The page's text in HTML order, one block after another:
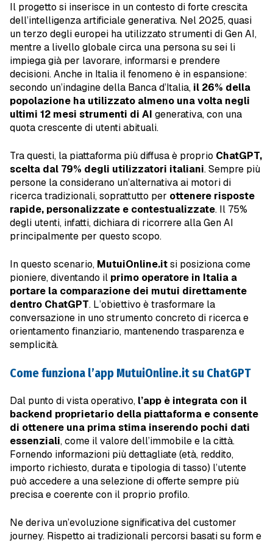
Il progetto si inserisce in un contesto di forte crescita
dell’intelligenza artificiale generativa. Nel 2025, quasi
un terzo degli europei ha utilizzato strumenti di Gen AI,
mentre a livello globale circa una persona su sei li
impiega già per lavorare, informarsi e prendere
decisioni. Anche in Italia il fenomeno è in espansione:
secondo un’indagine della Banca d’Italia, il 26% della
popolazione ha utilizzato almeno una volta negli
ultimi 12 mesi strumenti di AI generativa, con una
quota crescente di utenti abituali.
Tra questi, la piattaforma più diffusa è proprio ChatGPT,
scelta dal 79% degli utilizzatori italiani. Sempre più
persone la considerano un’alternativa ai motori di
ricerca tradizionali, soprattutto per ottenere risposte
rapide, personalizzate e contestualizzate. Il 75%
degli utenti, infatti, dichiara di ricorrere alla Gen AI
principalmente per questo scopo.
In questo scenario, MutuiOnline.itsi posiziona come
pioniere, diventando il primo operatore in Italia a
portare la comparazione dei mutui direttamente
dentro ChatGPT. L’obiettivo è trasformare la
conversazione in uno strumento concreto di ricerca e
orientamento finanziario, mantenendo trasparenza e
semplicità.
Come funziona l’app MutuiOnline.it su ChatGPT
Dal punto di vista operativo, l’app è integrata con il
backend proprietario della piattaforma e consente
di ottenere una prima stima inserendo pochi dati
essenziali, come il valore dell’immobile e la città.
Fornendo informazioni più dettagliate (età, reddito,
importo richiesto, durata e tipologia di tasso) l’utente
può accedere a una selezione di offerte sempre più
precisa e coerente con il proprio profilo.
Ne deriva un’evoluzione significativa del customer
journey. Rispetto ai tradizionali percorsi basati su form e